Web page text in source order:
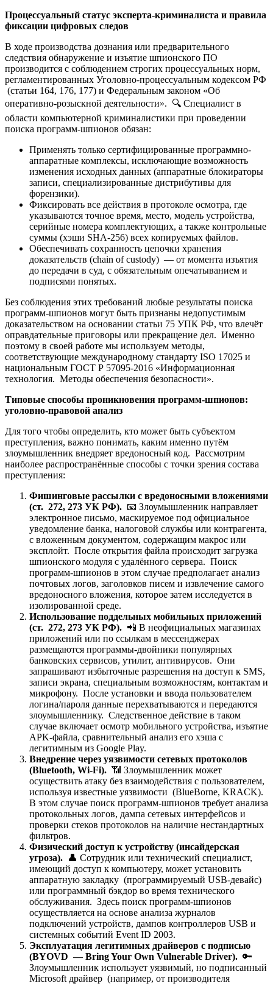
Процессуальный статус эксперта-криминалиста и правила
фиксации цифровых следов
В ходе производства дознания или предварительного
следствия обнаружение и изъятие шпионского ПО
производится с соблюдением строгих процессуальных норм,
регламентированных Уголовно-процессуальным кодексом РФ
(статьи 164, 176, 177) и Федеральным законом «Об
оперативно-розыскной деятельности». 🔍 Специалист в
области компьютерной криминалистики при проведении
поиска программ-шпионов обязан:
Применять только сертифицированные программно-
аппаратные комплексы, исключающие возможность
изменения исходных данных (аппаратные блокираторы
записи, специализированные дистрибутивы для
форензики).
Фиксировать все действия в протоколе осмотра, где
указываются точное время, место, модель устройства,
серийные номера комплектующих, а также контрольные
суммы (хэши SHA-256) всех копируемых файлов.
Обеспечивать сохранность цепочки хранения
доказательств (chain of custody) — от момента изъятия
до передачи в суд, с обязательным опечатыванием и
подписями понятых.
Без соблюдения этих требований любые результаты поиска
программ-шпионов могут быть признаны недопустимым
доказательством на основании статьи 75 УПК РФ, что влечёт
оправдательные приговоры или прекращение дел. Именно
поэтому в своей работе мы используем методы,
соответствующие международному стандарту ISO 17025 и
национальным ГОСТ Р 57095-2016 «Информационная
технология. Методы обеспечения безопасности».
Типовые способы проникновения программ-шпионов:
уголовно-правовой анализ
Для того чтобы определить, кто может быть субъектом
преступления, важно понимать, каким именно путём
злоумышленник внедряет вредоносный код. Рассмотрим
наиболее распространённые способы с точки зрения состава
преступления:
Фишинговые рассылки с вредоносными вложениями
(ст. 272, 273 УК РФ). 📧 Злоумышленник направляет
электронное письмо, маскируемое под официальное
уведомление банка, налоговой службы или контрагента,
с вложенным документом, содержащим макрос или
эксплойт. После открытия файла происходит загрузка
шпионского модуля с удалённого сервера. Поиск
программ-шпионов в этом случае предполагает анализ
почтовых логов, заголовков писем и извлечение самого
вредоносного вложения, которое затем исследуется в
изолированной среде.
Использование поддельных мобильных приложений
(ст. 272, 273 УК РФ). 📲 В неофициальных магазинах
приложений или по ссылкам в мессенджерах
размещаются программы-двойники популярных
банковских сервисов, утилит, антивирусов. Они
запрашивают избыточные разрешения на доступ к SMS,
записи экрана, специальным возможностям, контактам и
микрофону. После установки и ввода пользователем
логина/пароля данные перехватываются и передаются
злоумышленнику. Следственное действие в таком
случае включает осмотр мобильного устройства, изъятие
APK-файла, сравнительный анализ его хэша с
легитимным из Google Play.
Внедрение через уязвимости сетевых протоколов
(Bluetooth, Wi-Fi). 📶 Злоумышленник может
осуществить атаку без взаимодействия с пользователем,
используя известные уязвимости (BlueBorne, KRACK).
В этом случае поиск программ-шпионов требует анализа
протокольных логов, дампа сетевых интерфейсов и
проверки стеков протоколов на наличие нестандартных
фильтров.
Физический доступ к устройству (инсайдерская
угроза). 👤 Сотрудник или технический специалист,
имеющий доступ к компьютеру, может установить
аппаратную закладку (программируемый USB-девайс)
или программный бэкдор во время технического
обслуживания. Здесь поиск программ-шпионов
осуществляется на основе анализа журналов
подключений устройств, дампов контроллеров USB и
системных событий Event ID 2003.
Эксплуатация легитимных драйверов с подписью
(BYOVD — Bring Your Own Vulnerable Driver). 🔑
Злоумышленник использует уязвимый, но подписанный
Microsoft драйвер (например, от производителя